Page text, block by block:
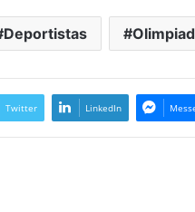
Deportistas
Twitter LinkedIn